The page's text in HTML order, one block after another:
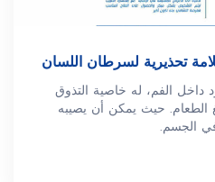
تحذيرية لسرطان اللسان
الفم، له خاصية التذوق
حيث يمكن أن يصيبه
الجسم.